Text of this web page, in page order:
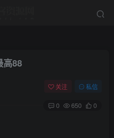
高88
关注 私信
0 650 0